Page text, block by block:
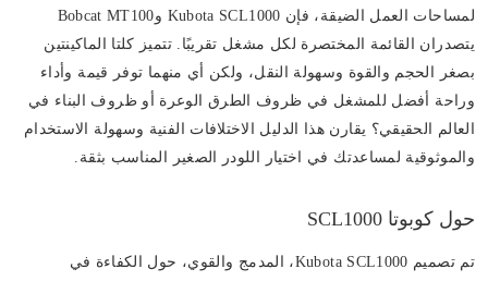
لمساحات العمل الضيقة، فإن Kubota SCL1000 وBobcat MT100
يتصدران القائمة المختصرة لكل مشغل تقريبًا. تتميز كلتا الماكينتين
بصغر الحجم والقوة وسهولة النقل، ولكن أي منهما توفر قيمة وأداء
وراحة أفضل للمشغل في ظروف الطرق الوعرة أو ظروف البناء في
العالم الحقيقي؟ يقارن هذا الدليل الاختلافات الفنية وسهولة الاستخدام
والموثوقية لمساعدتك في اختيار اللودر الصغير المناسب بثقة.
حول كوبوتا SCL1000
تم تصميم Kubota SCL1000، المدمج والقوي، حول الكفاءة في